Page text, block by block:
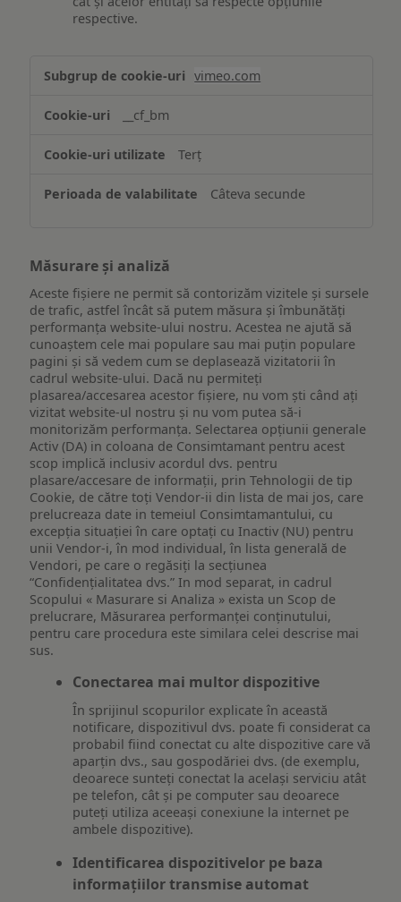
respective.
funcționalităților
ului
vimeo.com
__cf_bm
Terț
Câteva secunde
Măsurare și analiză
Aceste fișiere ne permit să contorizăm vizitele și sursele
de trafic, astfel încât să putem măsura și îmbunătăți
performanța website-ului nostru. Acestea ne ajută să
cunoaștem cele mai populare sau mai puțin populare
pagini și să vedem cum se deplasează vizitatorii în
cadrul website-ului. Dacă nu permiteți
plasarea/accesarea acestor fișiere, nu vom ști când ați
vizitat website-ul nostru și nu vom putea să-i
monitorizăm performanța. Selectarea opțiunii generale
Activ (DA) in coloana de Consimtamant pentru acest
scop implică inclusiv acordul dvs. pentru
plasare/accesare de informații, prin Tehnologii de tip
Cookie, de către toți Vendor-ii din lista de mai jos, care
prelucreaza date in temeiul Consimtamantului, cu
excepția situației în care optați cu Inactiv (NU) pentru
unii Vendor-i, în mod individual, în lista generală de
Vendori, pe care o regăsiți la secțiunea
“Confidențialitatea dvs.” In mod separat, in cadrul
Scopului « Masurare si Analiza » exista un Scop de
prelucrare, Măsurarea performanței conținutului,
pentru care procedura este similara celei descrise mai
sus.
Conectarea mai multor dispozitive
În sprijinul scopurilor explicate în această
notificare, dispozitivul dvs. poate fi considerat ca
probabil fiind conectat cu alte dispozitive care vă
aparțin dvs., sau gospodăriei dvs. (de exemplu,
deoarece sunteți conectat la același serviciu atât
pe telefon, cât și pe computer sau deoarece
puteți utiliza aceeași conexiune la internet pe
ambele dispozitive).
Identificarea dispozitivelor pe baza
informațiilor transmise automat